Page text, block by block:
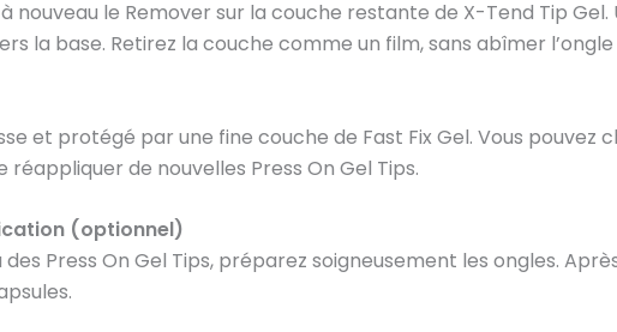
nouveau le Remover sur la couche restante de X-Tend Tip
la base. Retirez la couche comme un film, sans abîmer
et protégé par une fine couche de Fast Fix Gel. Vous
de nouvelles Press On Gel Tips.
(optionnel)
des Press On Gel Tips, préparez soigneusement les ongles.